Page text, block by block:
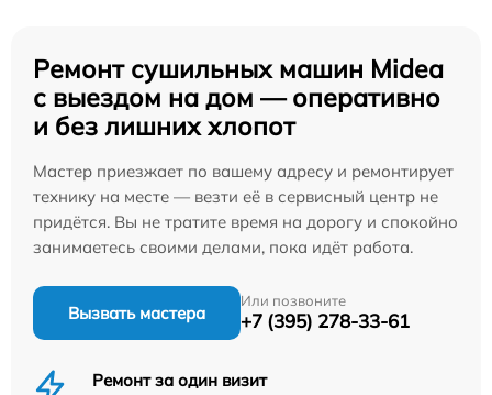
Ремонт сушильных машин Midea
с выездом на дом — оперативно
и без лишних хлопот
Мастер приезжает по вашему адресу и ремонтирует
технику на месте — везти её в сервисный центр не
придётся. Вы не тратите время на дорогу и спокойно
занимаетесь своими делами, пока идёт работа.
Вызвать мастера
Или позвоните
+7 (395) 278-33-61
Ремонт за один визит